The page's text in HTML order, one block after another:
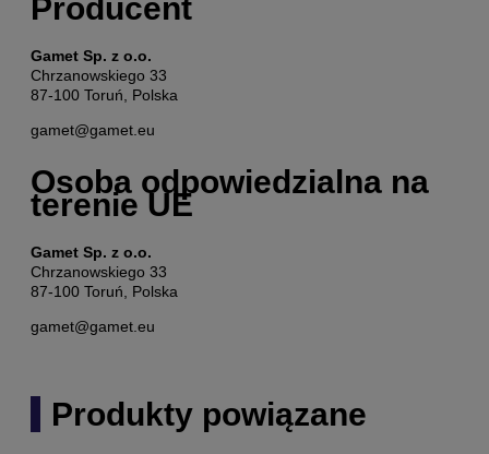
Producent
Gamet Sp. z o.o.
Chrzanowskiego 33
87-100 Toruń, Polska
gamet@gamet.eu
Osoba odpowiedzialna na
terenie UE
Gamet Sp. z o.o.
Chrzanowskiego 33
87-100 Toruń, Polska
gamet@gamet.eu
Produkty powiązane